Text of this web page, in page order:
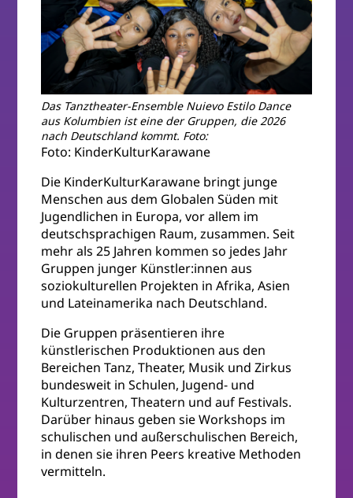
Das Tanztheater-Ensemble Nuievo Estilo Dance
aus Kolumbien ist eine der Gruppen, die 2026
nach Deutschland kommt. Foto:
Foto: KinderKulturKarawane
Die KinderKulturKarawane bringt junge
Menschen aus dem Globalen Süden mit
Jugendlichen in Europa, vor allem im
deutschsprachigen Raum, zusammen. Seit
mehr als 25 Jahren kommen so jedes Jahr
Gruppen junger Künstler:innen aus
soziokulturellen Projekten in Afrika, Asien
und Lateinamerika nach Deutschland.
Die Gruppen präsentieren ihre
künstlerischen Produktionen aus den
Bereichen Tanz, Theater, Musik und Zirkus
bundesweit in Schulen, Jugend- und
Kulturzentren, Theatern und auf Festivals.
Darüber hinaus geben sie Workshops im
schulischen und außerschulischen Bereich,
in denen sie ihren Peers kreative Methoden
vermitteln.